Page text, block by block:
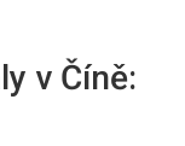
v Číně: